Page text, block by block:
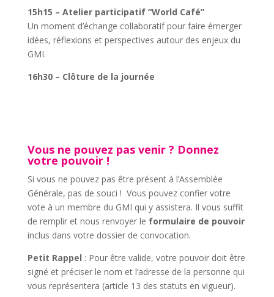
15h15 – Atelier participatif “World Café”
Un moment d’échange collaboratif pour faire émerger
idées, réflexions et perspectives autour des enjeux du
GMI.
16h30 – Clôture de la journée
Vous ne pouvez pas venir ? Donnez
votre pouvoir !
Si vous ne pouvez pas être présent à l’Assemblée
Générale, pas de souci ! Vous pouvez confier votre
vote à un membre du GMI qui y assistera. Il vous suffit
de remplir et nous renvoyer le formulaire de pouvoir
inclus dans votre dossier de convocation.
Petit Rappel : Pour être valide, votre pouvoir doit être
signé et préciser le nom et l’adresse de la personne qui
vous représentera (article 13 des statuts en vigueur).